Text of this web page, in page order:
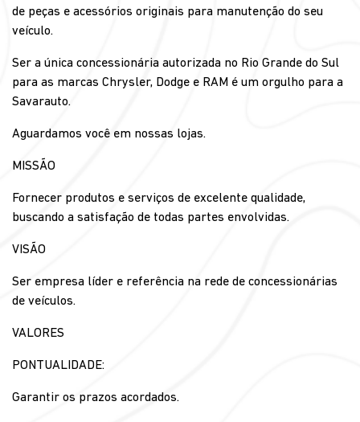
de peças e acessórios originais para manutenção do seu
veículo.
Ser a única concessionária autorizada no Rio Grande do Sul
para as marcas Chrysler, Dodge e RAM é um orgulho para a
Savarauto.
Aguardamos você em nossas lojas.
MISSÃO
Fornecer produtos e serviços de excelente qualidade,
buscando a satisfação de todas partes envolvidas.
VISÃO
Ser empresa líder e referência na rede de concessionárias
de veículos.
VALORES
PONTUALIDADE:
Garantir os prazos acordados.